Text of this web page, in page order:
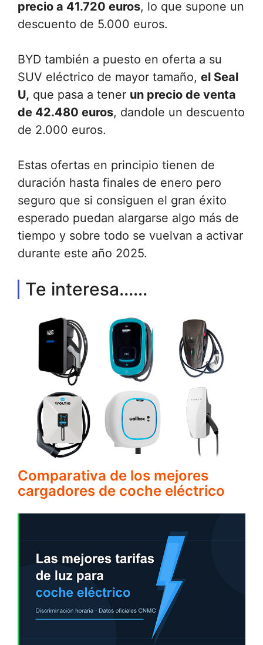
precio a 41.720 euros, lo que supone un
descuento de 5.000 euros.
BYD también a puesto en oferta a su
SUV eléctrico de mayor tamaño, el Seal
U, que pasa a tener un precio de venta
de 42.480 euros, dandole un descuento
de 2.000 euros.
Estas ofertas en principio tienen de
duración hasta finales de enero pero
seguro que si consiguen el gran éxito
esperado puedan alargarse algo más de
tiempo y sobre todo se vuelvan a activar
durante este año 2025.
Te interesa......
Comparativa de los mejores
cargadores de coche eléctrico